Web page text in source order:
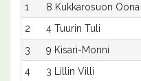
1
8 Kukkarosuon Oona
2
4 Tuurin Tuli
3
9 Kisari-Monni
4
3 Lillin Villi